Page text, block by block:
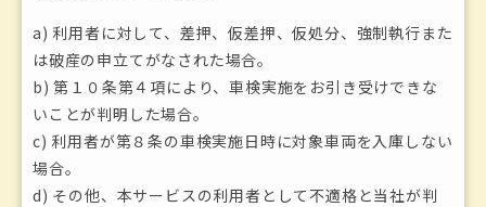
a) 利用者に対して、差押、仮差押、仮処分、強制執行また
は破産の申立てがなされた場合。
b) 第１０条第４項により、車検実施をお引き受けできな
いことが判明した場合。
c) 利用者が第８条の車検実施日時に対象車両を入庫しない
場合。
d) その他、本サービスの利用者として不適格と当社が判